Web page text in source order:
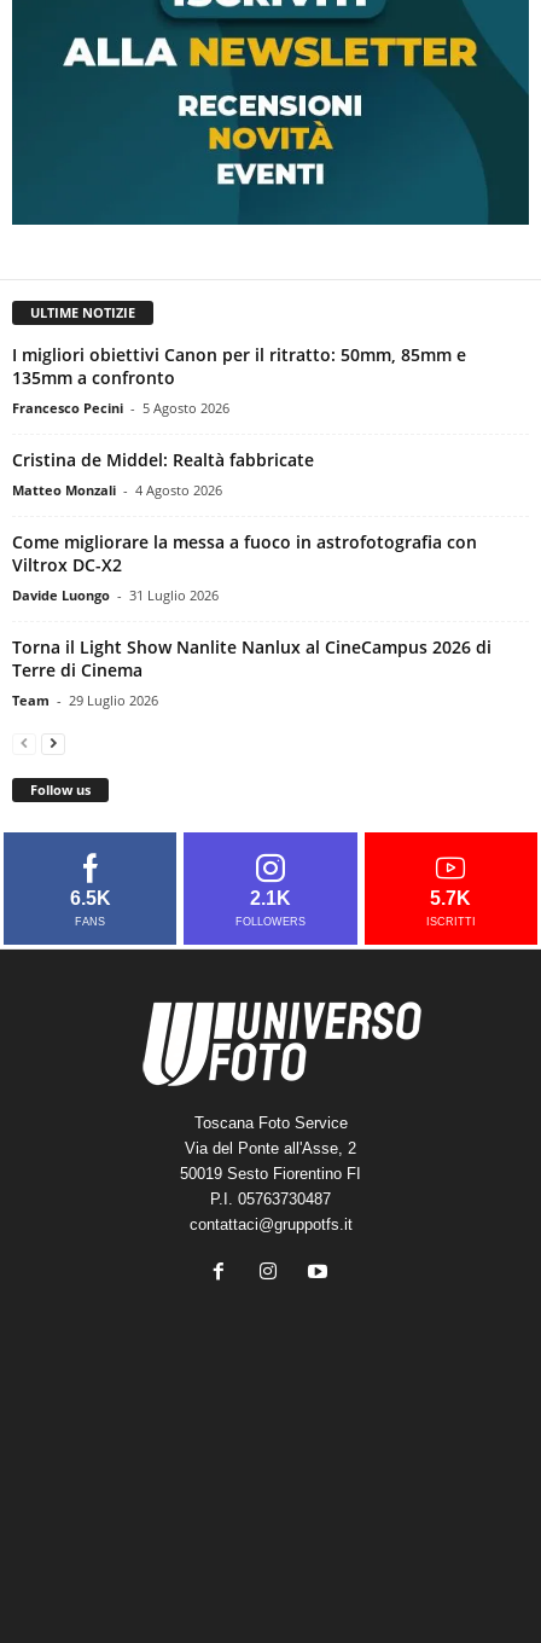
ULTIME NOTIZIE
I migliori obiettivi Canon per il ritratto: 50mm, 85mm e
135mm a confronto
Francesco Pecini - 5 Agosto 2026
Cristina de Middel: Realtà fabbricate
Matteo Monzali - 4 Agosto 2026
Come migliorare la messa a fuoco in astrofotografia con
Viltrox DC-X2
Davide Luongo - 31 Luglio 2026
Torna il Light Show Nanlite Nanlux al CineCampus 2026 di
Terre di Cinema
Team - 29 Luglio 2026
Follow us
6.5K
FANS
2.1K
FOLLOWERS
5.7K
ISCRITTI
Toscana Foto Service
Via del Ponte all'Asse, 2
50019 Sesto Fiorentino FI
P.I. 05763730487
contattaci@gruppotfs.it